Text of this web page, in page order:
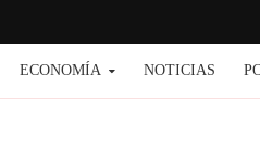
ECONOMÍA NOTICIAS